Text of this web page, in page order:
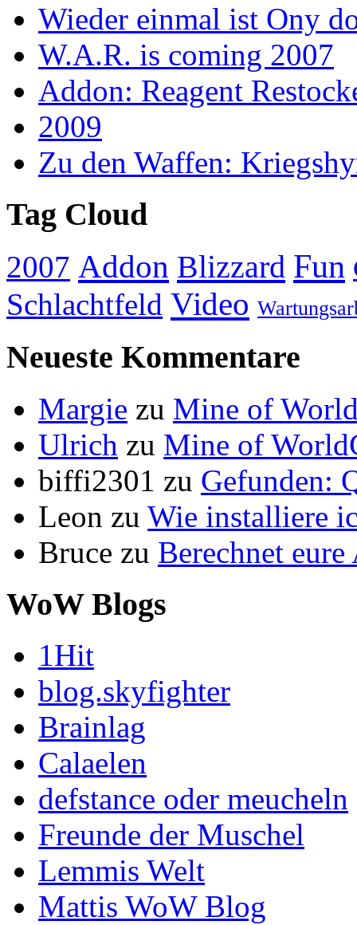
Wieder einmal ist Ony
W.A.R. is coming 2007
Addon: Reagent
2009
Zu den Waffen:
Tag Cloud
2007 Addon Blizzard Fun
Schlachtfeld Video
Neueste Kommentare
Margie zu Mine of
Ulrich zu Mine of
biffi2301 zu Gefunden:
Leon zu Wie installiere
Bruce zu Berechnet
WoW Blogs
1Hit
blog.skyfighter
Brainlag
Calaelen
defstance oder meucheln
Freunde der Muschel
Lemmis Welt
Mattis WoW Blog